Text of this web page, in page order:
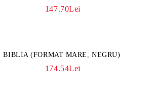
147.70Lei
BIBLIA (FORMAT MARE, NEGRU)
174.54Lei